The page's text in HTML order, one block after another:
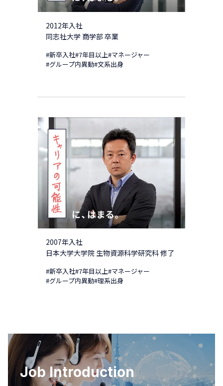
2012年入社
同志社大学 商学部 卒業
#新卒入社#7年目以上#マネージャー
#グループ内異動#文系出身
2007年入社
日本大学大学院 生物資源科学研究科 修了
#新卒入社#7年目以上#マネージャー
#グループ内異動#理系出身
Job Introduction